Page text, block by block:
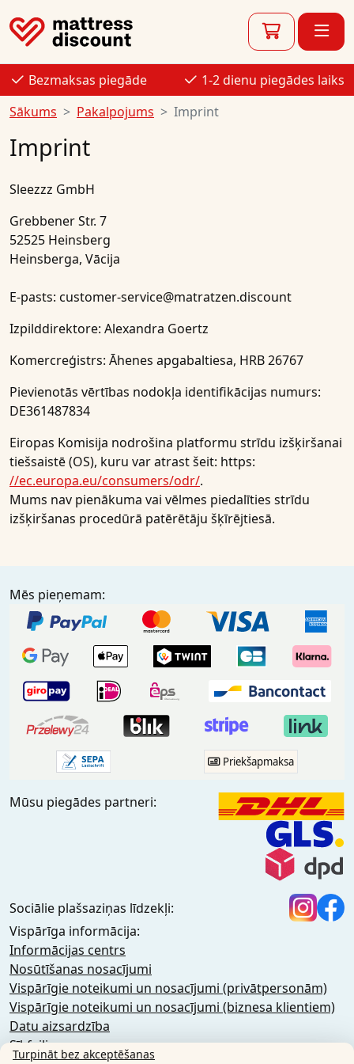
Bezmaksas piegāde
1-2 dienu piegādes laiks
Sākums
Pakalpojums Imprint
Imprint
Sleezzz GmbH
Grebbener Str. 7
52525 Heinsberg
Heinsberga, Vācija
E-pasts: customer-service@matratzen.discount
Izpilddirektore: Alexandra Goertz
Komercreģistrs: Āhenes apgabaltiesa, HRB 26767
Pievienotās vērtības nodokļa identifikācijas numurs:
DE361487834
Eiropas Komisija nodrošina platformu strīdu izšķiršanai
tiešsaistē (OS), kuru var atrast šeit: https:
//ec.europa.eu/consumers/odr/.
Mums nav pienākuma vai vēlmes piedalīties strīdu
izšķiršanas procedūrā patērētāju šķīrējtiesā.
Mēs pieņemam:
Priekšapmaksa
Mūsu piegādes partneri:
Sociālie plašsaziņas līdzekļi:
Vispārīga informācija:
Informācijas centrs
Nosūtīšanas nosacījumi
Vispārīgie noteikumi un nosacījumi (privātpersonām)
Vispārīgie noteikumi un nosacījumi (biznesa klientiem)
Datu aizsardzība
Sīkfaili
Turpināt bez akceptēšanas